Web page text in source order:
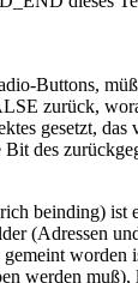
Buttons,
zurück,
gesetzt,
des
beinding) ist
(Adressen
worden
werden